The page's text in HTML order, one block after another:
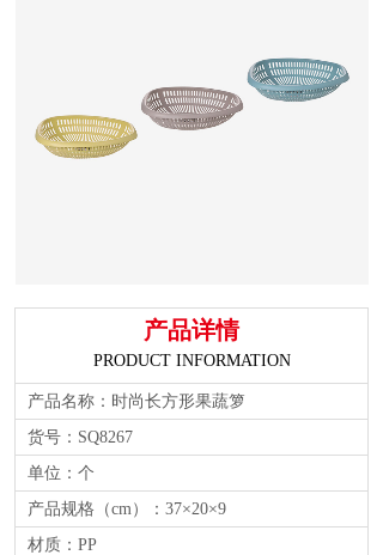
产品详情
PRODUCT INFORMATION
产品名称：时尚长方形果蔬箩
货号：SQ8267
单位：个
产品规格（cm）：37×20×9
材质：PP